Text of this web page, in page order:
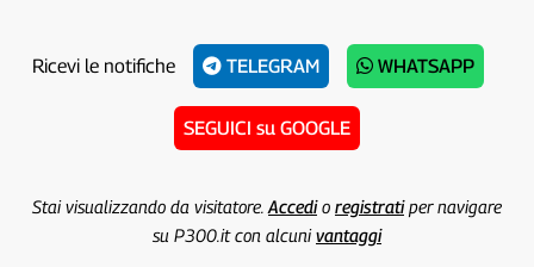
Ricevi le notifiche TELEGRAM WHATSAPP
SEGUICI su GOOGLE
Stai visualizzando da visitatore. Accedio registratiper navigare
su P300.it con alcunivantaggi